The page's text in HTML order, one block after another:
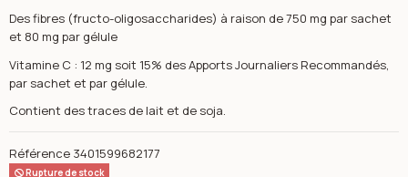
Des fibres (fructo-oligosaccharides) à raison de 750 mg par sachet
et 80 mg par gélule
Vitamine C : 12 mg soit 15% des Apports Journaliers Recommandés,
par sachet et par gélule.
Contient des traces de lait et de soja.
Référence 3401599682177
Rupture de stock